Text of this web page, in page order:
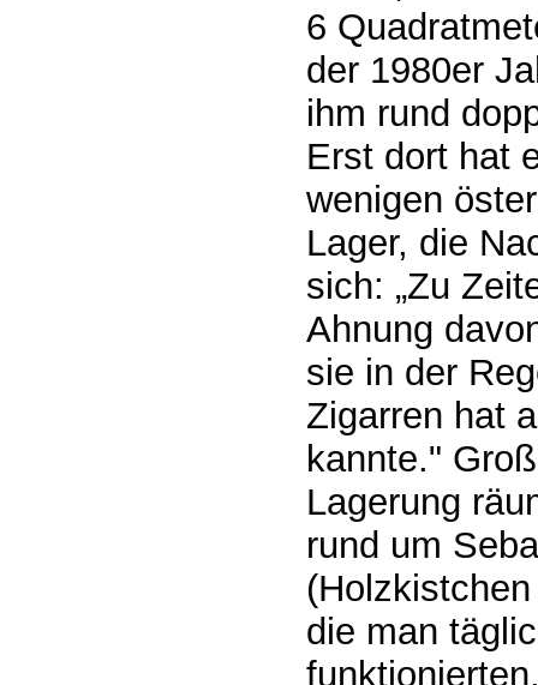
6
der 1980er
ihm rund
Erst dort hat
wenigen
Lager, die
sich: „Zu
Ahnung
sie in der
Zigarren hat
kannte."
Lagerung
rund um
die man